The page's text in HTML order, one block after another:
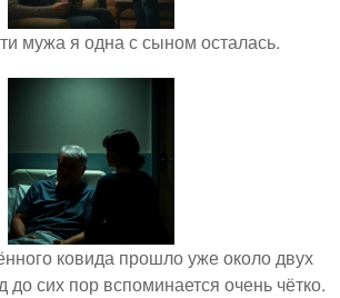
мужа я одна с сыном осталась.
ковида прошло уже около двух
до сих пор вспоминается очень чётко.